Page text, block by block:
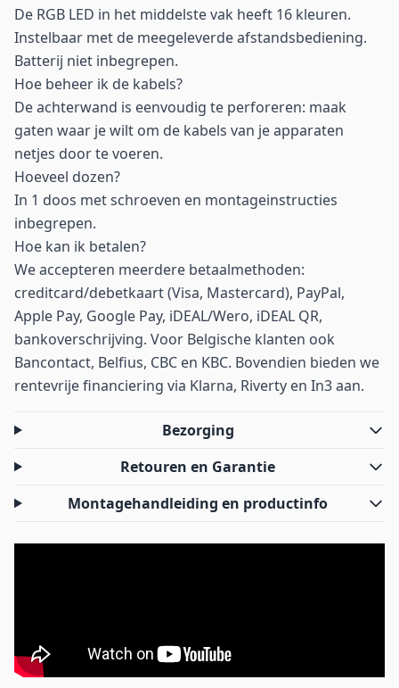
De RGB LED in het middelste vak heeft 16 kleuren.
Instelbaar met de meegeleverde afstandsbediening.
Batterij niet inbegrepen.
Hoe beheer ik de kabels?
De achterwand is eenvoudig te perforeren: maak
gaten waar je wilt om de kabels van je apparaten
netjes door te voeren.
Hoeveel dozen?
In 1 doos met schroeven en montageinstructies
inbegrepen.
Hoe kan ik betalen?
We accepteren meerdere betaalmethoden:
creditcard/debetkaart (Visa, Mastercard), PayPal,
Apple Pay, Google Pay, iDEAL/Wero, iDEAL QR,
bankoverschrijving. Voor Belgische klanten ook
Bancontact, Belfius, CBC en KBC. Bovendien bieden we
rentevrije financiering via Klarna, Riverty en In3 aan.
Bezorging
Retouren en Garantie
Montagehandleiding en productinfo